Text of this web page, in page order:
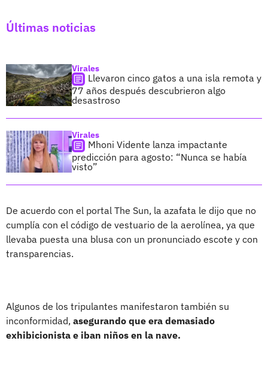
Últimas noticias
Virales
Llevaron cinco gatos a una isla remota y
77 años después descubrieron algo
desastroso
Virales
Mhoni Vidente lanza impactante
predicción para agosto: “Nunca se había
visto”
De acuerdo con el portal The Sun, la azafata le dijo que no
cumplía con el código de vestuario de la aerolínea, ya que
llevaba puesta una blusa con un pronunciado escote y con
transparencias.
Algunos de los tripulantes manifestaron también su
inconformidad, asegurando que era demasiado
exhibicionista e iban niños en la nave.